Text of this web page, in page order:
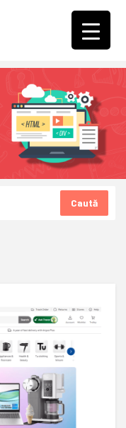
Caută